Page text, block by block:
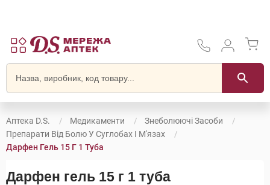
Аптека D.S. Медикаменти
Знеболюючі Засоби
Препарати Від Болю У Суглобах І М'язах
Дарфен Гель 15 Г 1 Туба
Дарфен гель 15 г 1 туба